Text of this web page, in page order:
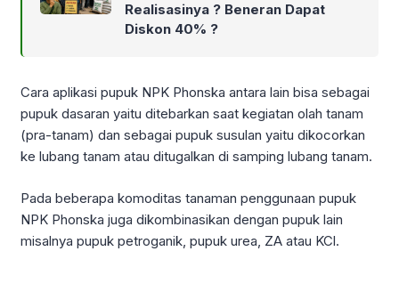
Realisasinya ? Beneran Dapat
Diskon 40% ?
Cara aplikasi pupuk NPK Phonska antara lain bisa sebagai
pupuk dasaran yaitu ditebarkan saat kegiatan olah tanam
(pra-tanam) dan sebagai pupuk susulan yaitu dikocorkan
ke lubang tanam atau ditugalkan di samping lubang tanam.
Pada beberapa komoditas tanaman penggunaan pupuk
NPK Phonska juga dikombinasikan dengan pupuk lain
misalnya pupuk petroganik, pupuk urea, ZA atau KCl.